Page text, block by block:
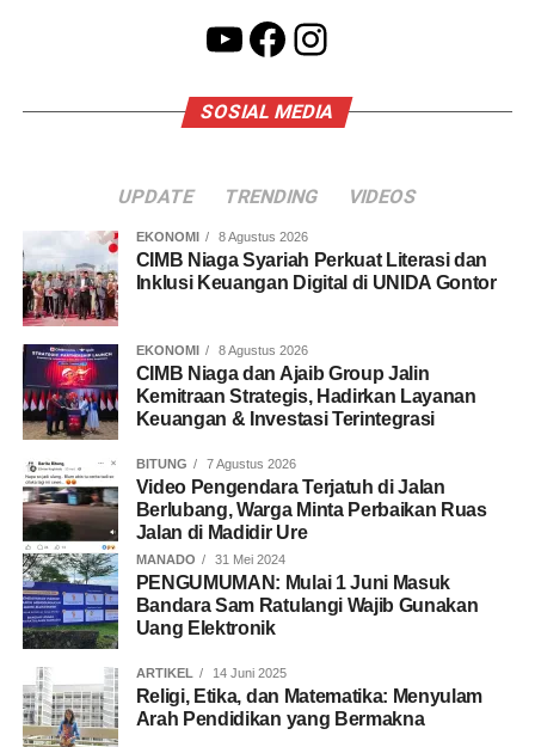
YouTube
Facebook
Instagram
SOSIAL MEDIA
UPDATE TRENDING VIDEOS
EKONOMI 8 Agustus 2026
CIMB Niaga Syariah Perkuat Literasi dan
Inklusi Keuangan Digital di UNIDA Gontor
EKONOMI 8 Agustus 2026
CIMB Niaga dan Ajaib Group Jalin
Kemitraan Strategis, Hadirkan Layanan
Keuangan & Investasi Terintegrasi
BITUNG 7 Agustus 2026
Video Pengendara Terjatuh di Jalan
Berlubang, Warga Minta Perbaikan Ruas
Jalan di Madidir Ure
MANADO 31 Mei 2024
PENGUMUMAN: Mulai 1 Juni Masuk
Bandara Sam Ratulangi Wajib Gunakan
Uang Elektronik
ARTIKEL 14 Juni 2025
Religi, Etika, dan Matematika: Menyulam
Arah Pendidikan yang Bermakna